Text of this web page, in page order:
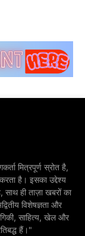
मित्रपूर्ण स्रोत है,
है। इसका उद्देश्य
साथ ही ताज़ा खबरों का
विशेषज्ञता और
साहित्य, खेल और
हैं।"